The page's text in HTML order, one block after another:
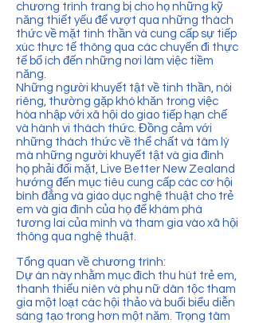
chương trình trang bị cho họ những kỹ
năng thiết yếu để vượt qua những thách
thức về mặt tinh thần và cung cấp sự tiếp
xúc thực tế thông qua các chuyến đi thực
tế bổ ích đến những nơi làm việc tiềm
năng.
Những người khuyết tật về tinh thần, nói
riêng, thường gặp khó khăn trong việc
hòa nhập với xã hội do giao tiếp hạn chế
và hành vi thách thức. Đồng cảm với
những thách thức về thể chất và tâm lý
mà những người khuyết tật và gia đình
họ phải đối mặt, Live Better New Zealand
hướng đến mục tiêu cung cấp các cơ hội
bình đẳng và giáo dục nghệ thuật cho trẻ
em và gia đình của họ để khám phá
tương lai của mình và tham gia vào xã hội
thông qua nghệ thuật.
Tổng quan về chương trình:
Dự án này nhằm mục đích thu hút trẻ em,
thanh thiếu niên và phụ nữ dân tộc tham
gia một loạt các hội thảo và buổi biểu diễn
sáng tạo trong hơn một năm. Trọng tâm